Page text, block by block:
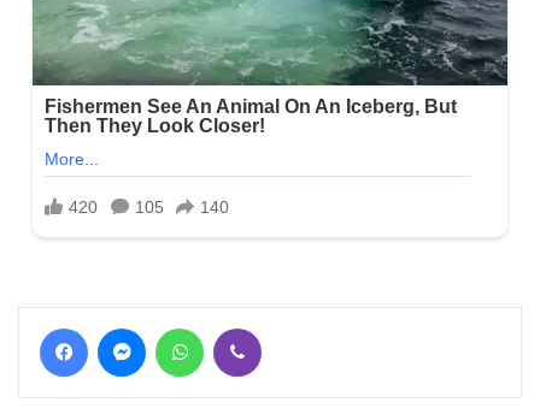
FacebookMessengerWhatsApp